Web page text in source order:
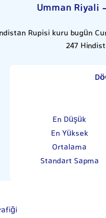
Umman Riyali
Rupisi kuru bugün
247
En Düşük
En Yüksek
Ortalama
Standart Sapma